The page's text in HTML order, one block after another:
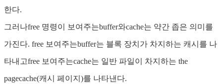
한다.
그러나free 명령이 보여주는buffer와cache는 약간 좁은 의미를
가진다. free 보여주는buffer는 블록 장치가 차지하는 캐시를 나
타내고free 보여주는cache는 일반 파일이 차지하는 the
pagecache(캐시 페이지)를 나타낸다.